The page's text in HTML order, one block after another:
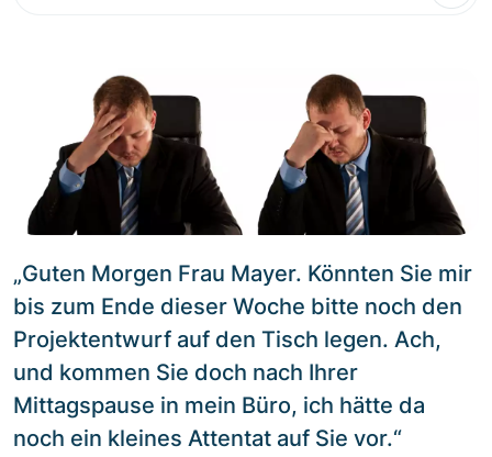
„Guten Morgen Frau Mayer. Könnten Sie mir
bis zum Ende dieser Woche bitte noch den
Projektentwurf auf den Tisch legen. Ach,
und kommen Sie doch nach Ihrer
Mittagspause in mein Büro, ich hätte da
noch ein kleines Attentat auf Sie vor.“